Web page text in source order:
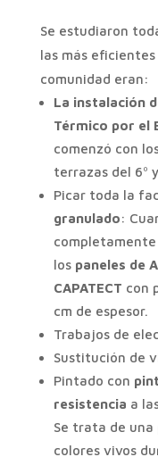
Se estudiaron
las más
comunidad eran:
La instalación
Térmico por el
comenzó con
terrazas del 6º
Picar toda la
granulado:
los paneles de
CAPATECT con
cm de espesor.
Trabajos de
Sustitución de
Pintado con
resistencia a
Se trata de
colores vivos